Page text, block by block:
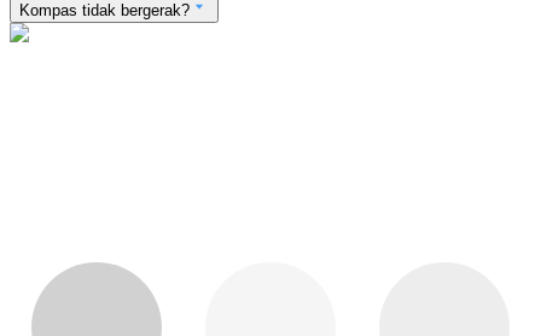
Kompas tidak bergerak?